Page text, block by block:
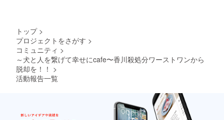
さんの
元へ巣
てもよ
し、使
い方は
トップ >
プロジェクトをさがす >
コミュニティ >
～犬と人を繋げて幸せにcafe〜香川殺処分ワーストワンから
脱却を！！ >
活動報告一覧